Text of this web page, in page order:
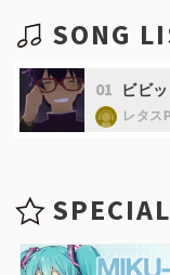
SONG
01 ビビッ
レタスP
SPECIAL